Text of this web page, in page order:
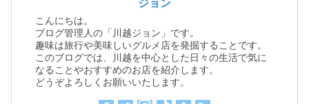
ジョン
こんにちは。
ブログ管理人の「川越ジョン」です。
趣味は旅行や美味しいグルメ店を発掘することです。
このブログでは、川越を中心とした日々の生活で気に
なることやおすすめのお店を紹介します。
どうぞよろしくお願いいたします。